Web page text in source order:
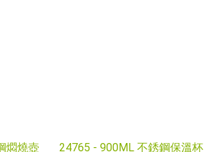
燜燒壺 24765 - 900ML 不銹鋼保溫杯